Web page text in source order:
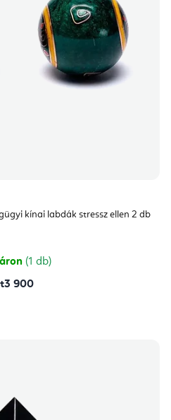
kínai labdák stressz ellen 2 db
(1 db)
900